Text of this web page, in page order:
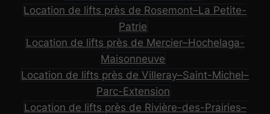
Location de lifts près de Rosemont–La Petite-
Patrie
Location de lifts près de Mercier–Hochelaga-
Maisonneuve
Location de lifts près de Villeray–Saint-Michel–
Parc-Extension
Location de lifts près de Rivière-des-Prairies–